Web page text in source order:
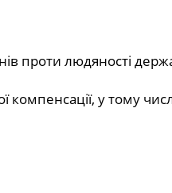
проти людяності
у тому